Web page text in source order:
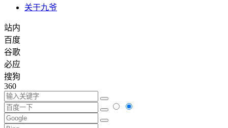
关于九爷
站内
百度
谷歌
必应
搜狗
360